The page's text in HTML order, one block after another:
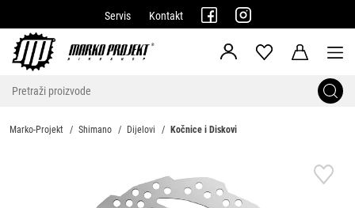
Servis Kontakt
Marko-Projekt Shimano Dijelovi Kočnice i Diskovi